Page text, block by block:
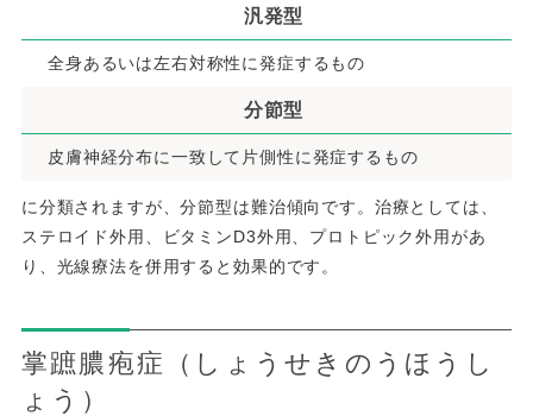
汎発型
全身あるいは左右対称性に発症するもの
分節型
皮膚神経分布に一致して片側性に発症するもの
に分類されますが、分節型は難治傾向です。治療としては、
ステロイド外用、ビタミンD3外用、プロトピック外用があ
り、光線療法を併用すると効果的です。
掌蹠膿疱症（しょうせきのうほうし
ょう）